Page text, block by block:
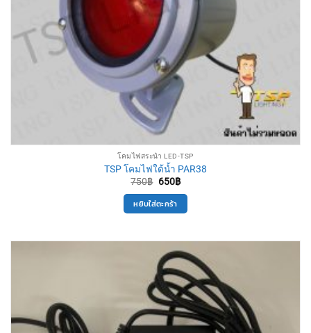
โคมไฟสระน้ำ LED-TSP
TSP โคมไฟใต้น้ำ PAR38
750฿ Original
was:
750฿.
650฿Current
is:
หยิบใส่ตะกร้า